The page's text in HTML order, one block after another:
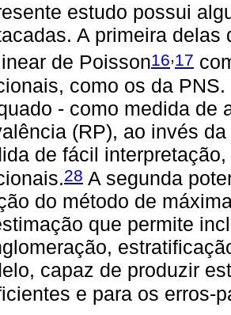
estudo possui
A primeira
de Poisson16,17
como os da
- como medida de
(RP), ao invés
de fácil
28 A segunda
do método de
que permite
capaz de produzir
e para os erros-